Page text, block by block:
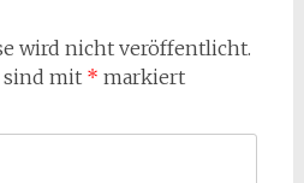
wird nicht veröffentlicht.
sind mit * markiert